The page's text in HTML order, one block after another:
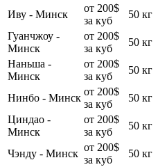
Иву - Минск
от 200$
за куб
50 кг
Гуанчжоу -
Минск
от 200$
за куб
50 кг
Наньша -
Минск
от 200$
за куб
50 кг
Нинбо - Минск
от 200$
за куб
50 кг
Циндао -
Минск
от 200$
за куб
50 кг
Чэнду - Минск
от 200$
за куб
50 кг